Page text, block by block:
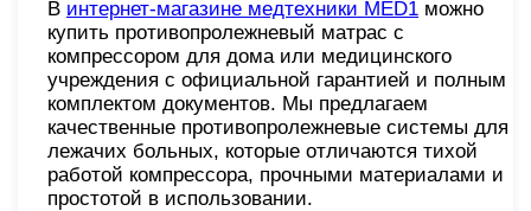
В интернет-магазине медтехники MED1 можно
купить противопролежневый матрас с
компрессором для дома или медицинского
учреждения с официальной гарантией и полным
комплектом документов. Мы предлагаем
качественные противопролежневые системы для
лежачих больных, которые отличаются тихой
работой компрессора, прочными материалами и
простотой в использовании.